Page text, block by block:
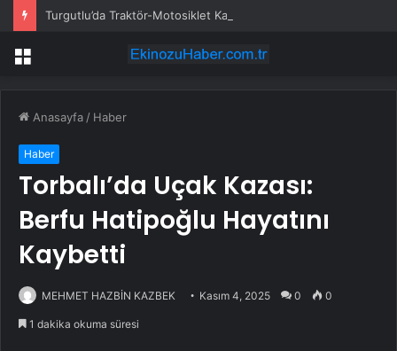
Turgutlu’da Traktör-Motosiklet Kazası
Menü
Anasayfa / Haber
Haber
Torbalı’da Uçak Kazası:
Berfu Hatipoğlu Hayatını
Kaybetti
MEHMET HAZBİN KAZBEK Kasım 4, 2025 0 0
1 dakika okuma süresi